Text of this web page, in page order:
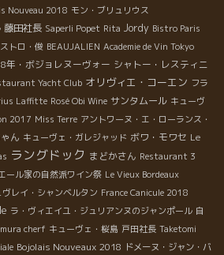
Nouveau 2018 モン・ブリュリウス
藤田社長 Saperli Popet Rita Jordy Bistro Paris
トロ・俊 BEAUJALIEN Academie de Vin Tokyo
年・ボジョレヌーヴォー シャトー・レスティニ
Yacht Club オリヴィエ・コーエン フラ
Laffitte Rosé Obi Wine サンタムール キューヴ
2017 Miss Terre アントワーヌ・エ・ローランス・
ん キューヴェ・ガレジャッド ボワ・モワセ Le
ラングドック まどかさん Restaurant 3
ール家の自然派ワイン祭 Le Vieux Bordeaux
ヴレイ・シャンベルタン France Canicule 2018
ラ・ヴィエイユ・ジュリアンヌのジャンポール 自
cherf キューヴェ・桜島 戸田社長 Taketomi
Bojolais Nouveaux 2018 ドメーヌ・ジャン・バ